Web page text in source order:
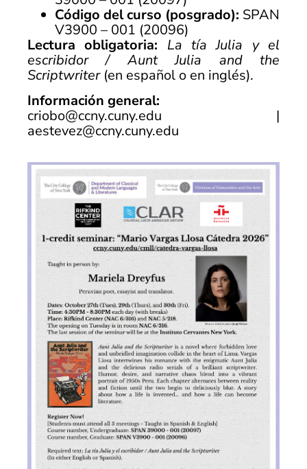
Código del curso (posgrado): SPAN
V3900 – 001 (20096)
Lectura obligatoria: La tía Julia y el
escribidor / Aunt Julia and the
Scriptwriter(en español o en inglés).
Información general:
criobo@ccny.cuny.edu |
aestevez@ccny.cuny.edu